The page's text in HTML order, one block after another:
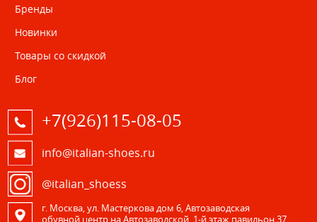
Бренды
Новинки
Товары со скидкой
Блог
+7(926)115-08-05
info@italian-shoes.ru
@italian_shoess
г. Москва, ул. Мастеркова дом 6, Автозаводская
обувной центр на Автозаводской, 1-й этаж павильон 37.